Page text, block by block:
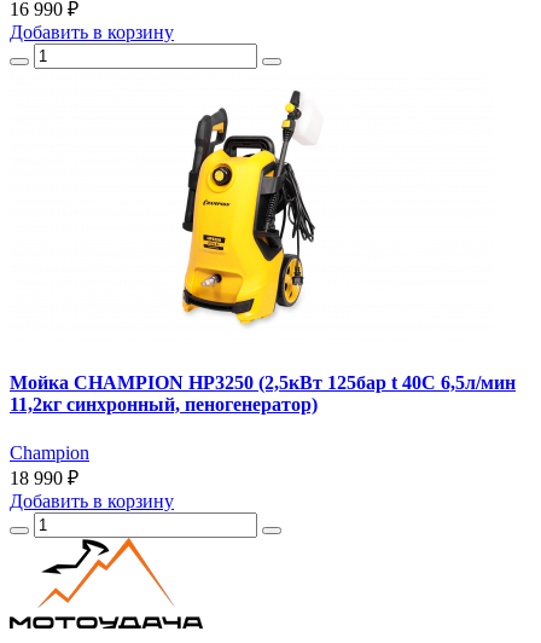
16 990 ₽
Добавить в корзину
Мойка CHAMPION HP3250 (2,5кВт 125бар t 40С 6,5л/мин
11,2кг синхронный, пеногенератор)
Champion
18 990 ₽
Добавить в корзину